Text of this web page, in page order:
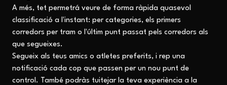
A més, tet permetrá veure de forma ràpida quasevol
classificació a l'instant: per categories, els primers
corredors per tram o l'últim punt passat pels corredors als
que segueixes.
Segueix als teus amics o atletes preferits, i rep una
notificació cada cop que passen per un nou punt de
control. També podràs tuitejar la teva experiència a la